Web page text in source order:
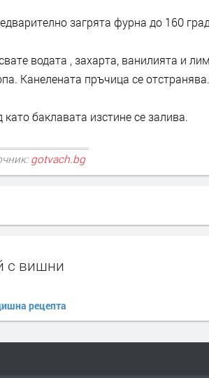
загрята фурна до 160
водата , захарта, ванилията и
Канелената пръчица се отстранява.
като баклавата изстине се залива.
gotvach.bg
с вишни
рецепта